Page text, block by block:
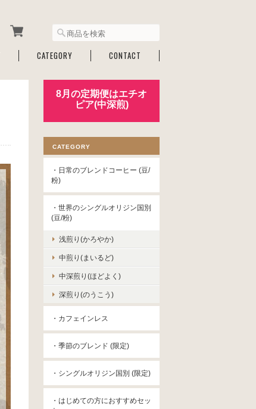
CATEGORY CONTACT
8月の定期便はエチオ
ピア(中深煎)
CATEGORY
・日常のブレンドコーヒー (豆/
粉)
・世界のシングルオリジン国別
(豆/粉)
浅煎り(かろやか)
中煎り(まいるど)
中深煎り(ほどよく)
深煎り(のうこう)
・カフェインレス
・季節のブレンド (限定)
・シングルオリジン国別 (限定)
・はじめての方におすすめセッ